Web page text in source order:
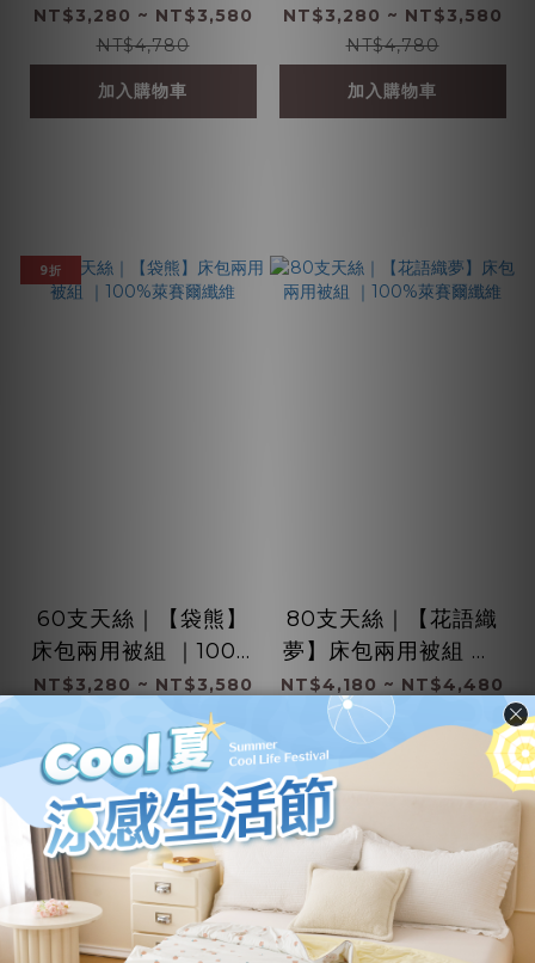
｜100%萊賽爾纖維
NT$3,280 ~ NT$3,580
NT$4,780
加入購物車
00%萊賽爾纖維
NT$3,280 ~ NT$3,580
NT$4,780
加入購物車
9折
60支天絲｜【袋熊】
床包兩用被組 ｜100%
萊賽爾纖維
NT$3,280 ~ NT$3,580
加入購物車
80支天絲｜【花語織
夢】床包兩用被組 ｜1
00%萊賽爾纖維
NT$4,180 ~ NT$4,480
NT$5,880
加入購物車